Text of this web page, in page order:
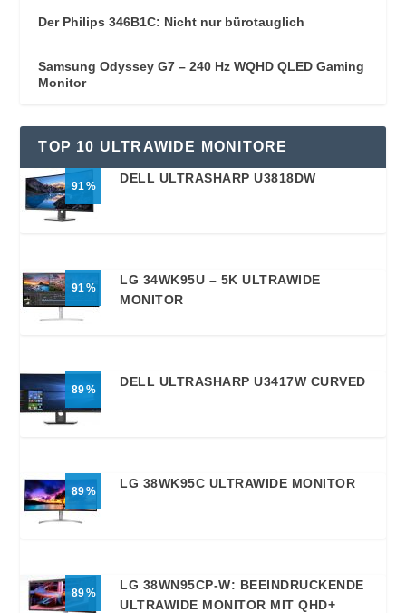
Der Philips 346B1C: Nicht nur bürotauglich
Samsung Odyssey G7 – 240 Hz WQHD QLED Gaming
Monitor
TOP 10 ULTRAWIDE MONITORE
91
DELL ULTRASHARP U3818DW
91
LG 34WK95U – 5K ULTRAWIDE
MONITOR
89
DELL ULTRASHARP U3417W CURVED
89
LG 38WK95C ULTRAWIDE MONITOR
89
LG 38WN95CP-W: BEEINDRUCKENDE
ULTRAWIDE MONITOR MIT QHD+